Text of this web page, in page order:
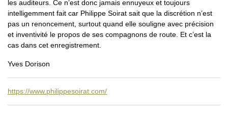
les auditeurs. Ce n’est donc jamais ennuyeux et toujours
intelligemment fait car Philippe Soirat sait que la discrétion n’est
pas un renoncement, surtout quand elle souligne avec précision
et inventivité le propos de ses compagnons de route. Et c’est la
cas dans cet enregistrement.
Yves Dorison
https://www.philippesoirat.com/